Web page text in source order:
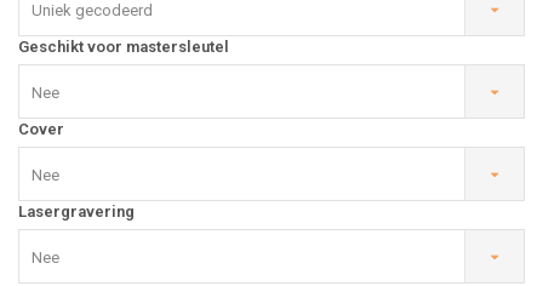
Uniek gecodeerd
Geschikt voor mastersleutel
Nee
Cover
Nee
Lasergravering
Nee